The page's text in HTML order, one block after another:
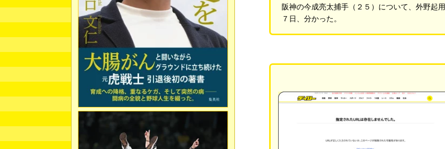
阪神の今成亮太捕手（２５）について、外野起
７日、分かった。